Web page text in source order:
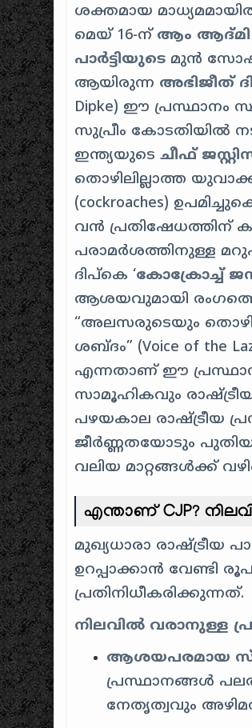
ശക്തമായ
മെയ് 16-ന് ആം ആദ്മി
പാർട്ടിയുടെ മുൻ
ആയിരുന്ന അഭിജീത്
Dipke) ഈ പ്രസ്ഥാനം
സുപ്രീം കോടതിയിൽ
ഇന്ത്യയുടെചീഫ്
തൊഴിലില്ലാത്ത
(cockroaches)
വൻ പ്രതിഷേധത്തിന്
പരാമർശത്തിനുള്ള
ദിപ്കെ ‘കോക്രോച്ച്
ആശയവുമായി
“അലസരുടെയും
ശബ്ദം” (Voice of the
എന്നതാണ് ഈ
സാമൂഹികവും
പഴയകാല രാഷ്ട്രീയ
ജീർണ്ണതയോടും പുതിയ
വലിയ മാറ്റങ്ങൾക്ക്
എന്താണ് CJP?
മുഖ്യധാരാ രാഷ്ട്രീയ
ഉറപ്പാക്കാൻ
പ്രതിനിധീകരിക്കുന്നത്.
നിലവിൽ വരാനുള്ള
ആശയപരമായ
പ്രസ്ഥാനങ്ങൾ
നേതൃത്വവും